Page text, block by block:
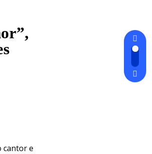
cantor e